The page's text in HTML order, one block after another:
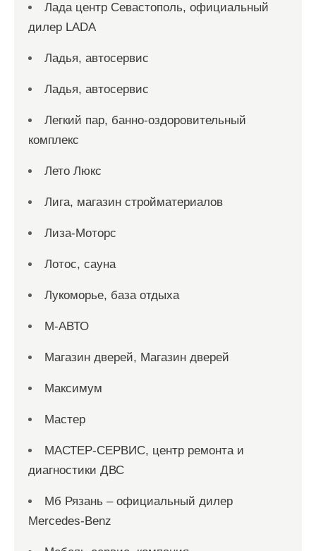
Лада центр Севастополь, официальный
дилер LADA
Ладья, автосервис
Ладья, автосервис
Легкий пар, банно-оздоровительный
комплекс
Лето Люкс
Лига, магазин стройматериалов
Лиза-Моторс
Лотос, сауна
Лукоморье, база отдыха
М-АВТО
Магазин дверей, Магазин дверей
Максимум
Мастер
МАСТЕР-СЕРВИС, центр ремонта и
диагностики ДВС
Мб Рязань – официальный дилер
Mercedes-Benz